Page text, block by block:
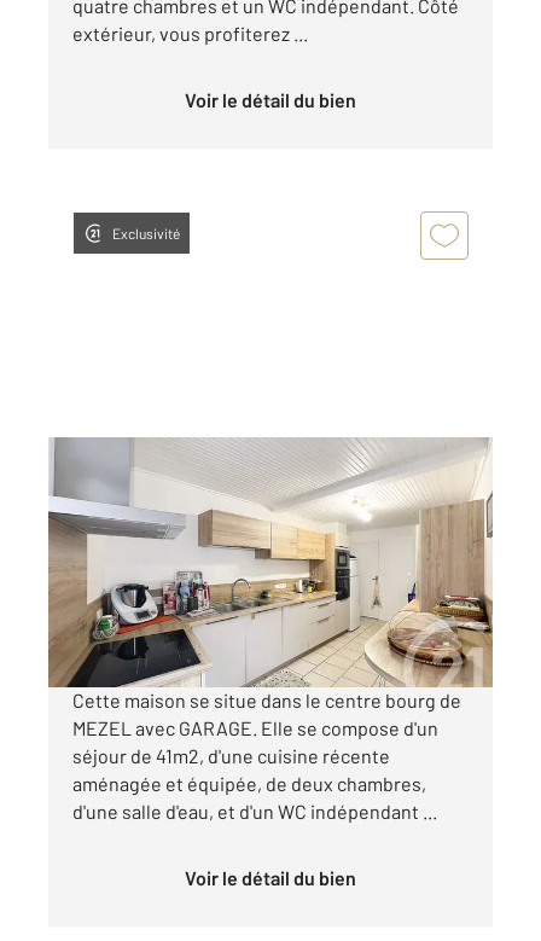
quatre chambres et un WC indépendant. Côté
extérieur, vous profiterez ...
Voir le détail du bien
Exclusivité
MEZEL 63
100,45 m
, 4 pièces
Ref : 15531
Maison à vendre
183 000 €
Visiter le site dédié
Cette maison se situe dans le centre bourg de
MEZEL avec GARAGE. Elle se compose d'un
séjour de 41m2, d'une cuisine récente
aménagée et équipée, de deux chambres,
d'une salle d'eau, et d'un WC indépendant ...
Voir le détail du bien